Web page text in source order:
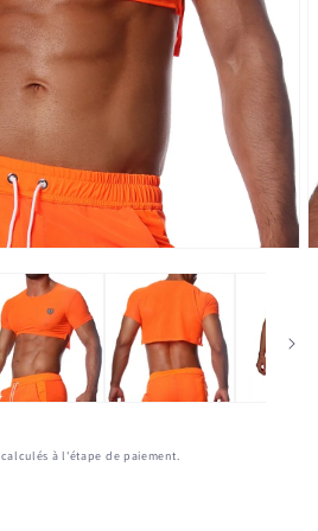
calculés à l'étape de paiement.